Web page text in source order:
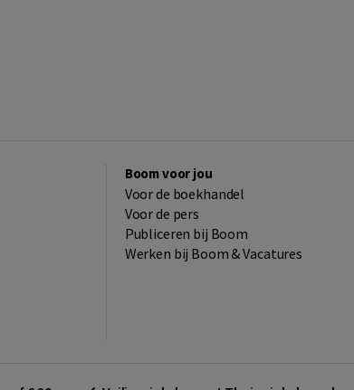
Boom voor jou
Voor de boekhandel
Voor de pers
Publiceren bij Boom
Werken bij Boom & Vacatures